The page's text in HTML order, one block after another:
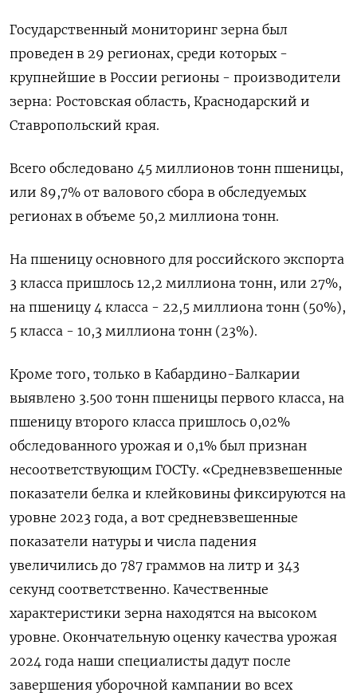
Государственный мониторинг зерна был
проведен в 29 регионах, среди которых -
крупнейшие в России регионы - производители
зерна: Ростовская область, Краснодарский и
Ставропольский края.
Всего обследовано 45 миллионов тонн пшеницы,
или 89,7% от валового сбора в обследуемых
регионах в объеме 50,2 миллиона тонн.
На пшеницу основного для российского экспорта
3 класса пришлось 12,2 миллиона тонн, или 27%,
на пшеницу 4 класса - 22,5 миллиона тонн (50%),
5 класса - 10,3 миллиона тонн (23%).
Кроме того, только в Кабардино-Балкарии
выявлено 3.500 тонн пшеницы первого класса, на
пшеницу второго класса пришлось 0,02%
обследованного урожая и 0,1% был признан
несоответствующим ГОСТу. «Средневзвешенные
показатели белка и клейковины фиксируются на
уровне 2023 года, а вот средневзвешенные
показатели натуры и числа падения
увеличились до 787 граммов на литр и 343
секунд соответственно. Качественные
характеристики зерна находятся на высоком
уровне. Окончательную оценку качества урожая
2024 года наши специалисты дадут после
завершения уборочной кампании во всех